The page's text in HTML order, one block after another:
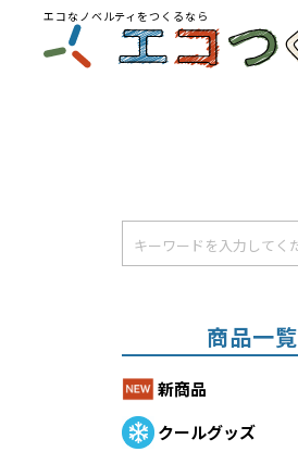
エコなノベルティをつくるなら
商品一覧
新商品
クールグッズ